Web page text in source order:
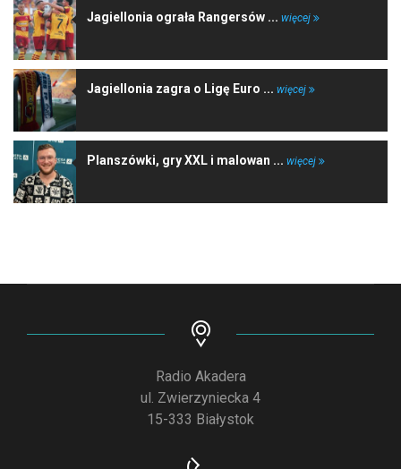
Jagiellonia ograła Rangersów ... więcej
Jagiellonia zagra o Ligę Euro ... więcej
Planszówki, gry XXL i malowan ... więcej
Radio Akadera
ul. Zwierzyniecka 4
15-333 Białystok